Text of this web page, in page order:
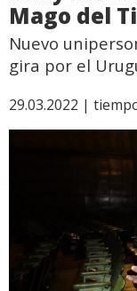
Mago del
Nuevo
gira por el
29.03.2022 |